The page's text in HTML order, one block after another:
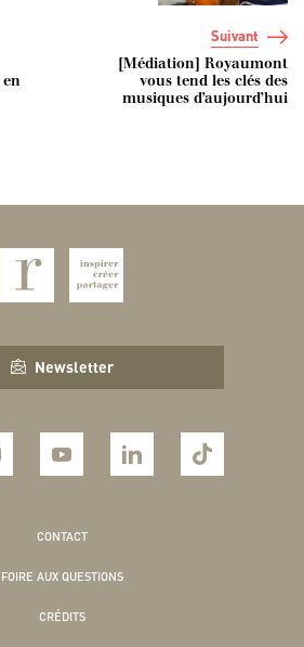
en
Suivant
[Médiation] Royaumont
vous tend les clés des
musiques d’aujourd’hui
Newsletter
CONTACT
FOIRE AUX QUESTIONS
CRÉDITS